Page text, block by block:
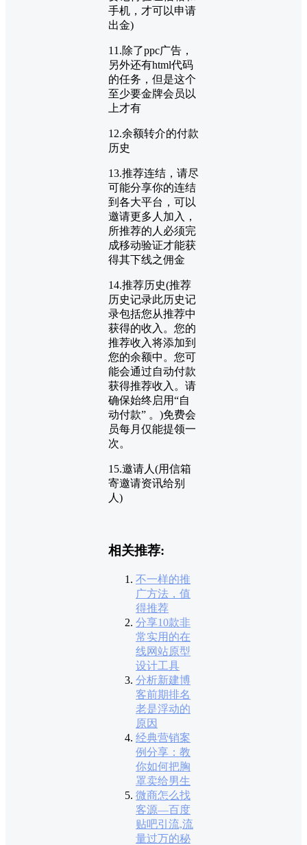
手机，才可以申请
出金)
11.除了ppc广告，
另外还有html代码
的任务，但是这个
至少要金牌会员以
上才有
12.余额转介的付款
历史
13.推荐连结，请尽
可能分享你的连结
到各大平台，可以
邀请更多人加入，
所推荐的人必须完
成移动验证才能获
得其下线之佣金
14.推荐历史(推荐
历史记录此历史记
录包括您从推荐中
获得的收入。您的
推荐收入将添加到
您的余额中。您可
能会通过自动付款
获得推荐收入。请
确保始终启用“自
动付款” 。)免费会
员每月仅能提领一
次。
15.邀请人(用信箱
寄邀请资讯给别
人)
相关推荐:
不一样的推
广方法，值
得推荐
分享10款非
常实用的在
线网站原型
设计工具
分析新建博
客前期排名
老是浮动的
原因
经典营销案
例分享：教
你如何把胸
罩卖给男生
微商怎么找
客源—百度
贴吧引流,流
量过万的秘